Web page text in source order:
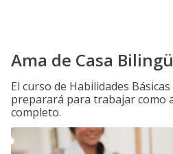
Ama de Casa
El curso de Habilidades
preparará para trabajar como
completo.